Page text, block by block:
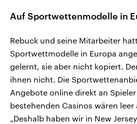
Auf Sportwettenmodelle in
Rebuck und seine Mitarbeiter
Sportwettmodelle in Europa
gelernt, sie aber nicht kopiert.
ihnen nicht. Die
Angebote online direkt an
bestehenden Casinos wären leer
„Deshalb haben wir in New